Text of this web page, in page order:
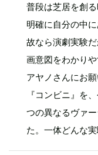
普段は芝居を創
明確に自分の中
故なら演劇実験
画意図をわかり
アヤノさんにお
『コンビニ』を
つの異なるヴァ
た。一体どんな